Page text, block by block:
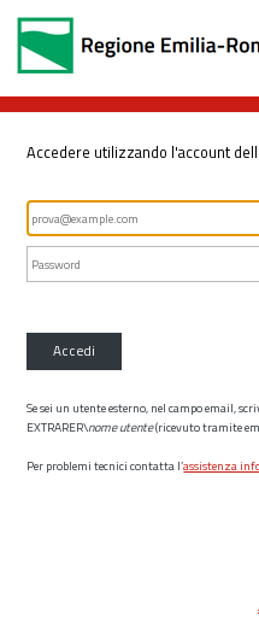
Accedere utilizzando l'account
Accedi
Se sei un utente esterno, nel campo email,
EXTRARER\nome utente(ricevuto tramite
Per problemi tecnici contatta l’assistenza